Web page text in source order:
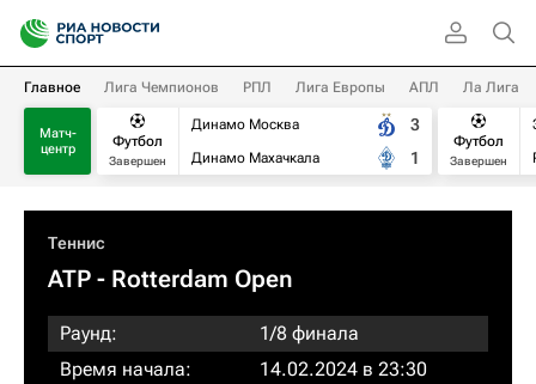
Главное Лига Чемпионов РПЛ Лига Европы АПЛ Ла Лига
Матч-
центр
Футбол
Завершен
Динамо Москва
Динамо Махачкала
3
1
Футбол
Завершен
Теннис
ATP - Rotterdam Open
Раунд:
1/8 финала
Время начала:
14.02.2024 в 23:30